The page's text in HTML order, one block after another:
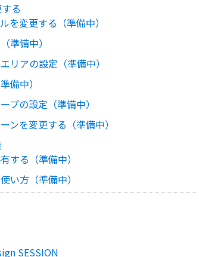
る
を変更する（準備中）
準備中）
リアの設定（準備中）
備中）
プの設定（準備中）
ンを変更する（準備中）
する（準備中）
い方（準備中）
SESSION